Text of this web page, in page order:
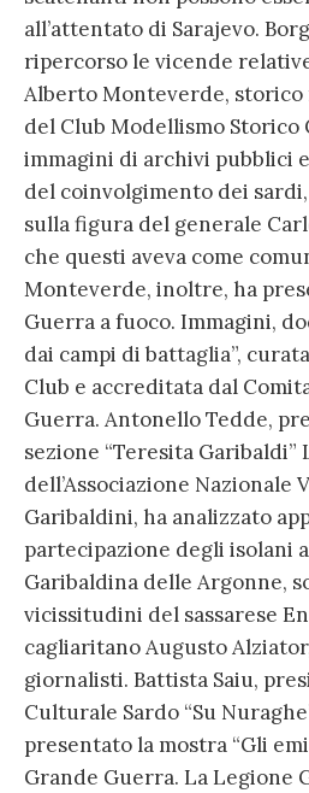
all’attentato di Sarajevo.
ripercorso le vicende
Alberto Monteverde,
del Club Modellismo Storico
immagini di archivi pubblici
del coinvolgimento dei
sulla figura del generale
che questi aveva come
Monteverde, inoltre, ha
Guerra a fuoco. Immagini,
dai campi di battaglia”,
Club e accreditata dal
Guerra. Antonello Tedde,
sezione “Teresita Garibaldi”
dell’Associazione Nazionale
Garibaldini, ha analizzato
partecipazione degli isolani
Garibaldina delle Argonne,
vicissitudini del sassarese
cagliaritano Augusto
giornalisti. Battista Saiu,
Culturale Sardo “Su
presentato la mostra “Gli
Grande Guerra. La Legione